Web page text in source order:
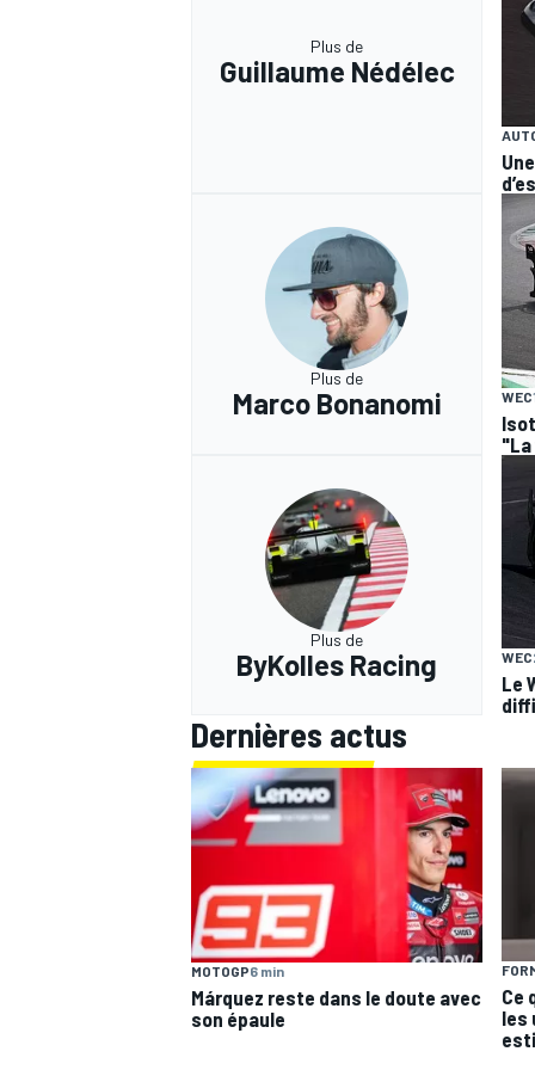
Plus de
Guillaume Nédélec
Plus de
Marco Bonanomi WEC
Plus de
ByKolles Racing WEC
Le
Dernières actus
MOTOGP6 min
Márquez reste dans le doute avec
son épaule
Ce
les